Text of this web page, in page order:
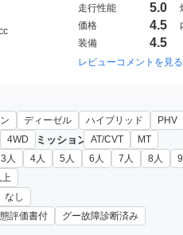
走行性能 5.0
価格 4.5
装備 4.5
レビューコメントを見る
ディーゼル ハイブリッド PHV
4WD ミッション AT/CVT MT
3人 4人 5人 6人 7人 8人
なし
評価書付 グー故障診断済み